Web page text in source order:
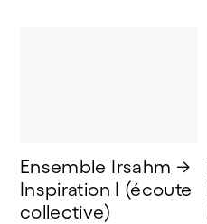
Ensemble Irsahm →
Inspiration I (écoute
collective)